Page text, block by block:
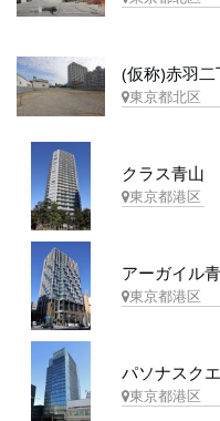
(仮称)赤羽
東京都北区
クラス青山
東京都港区
アーガイル
東京都港区
パソナスク
東京都港区